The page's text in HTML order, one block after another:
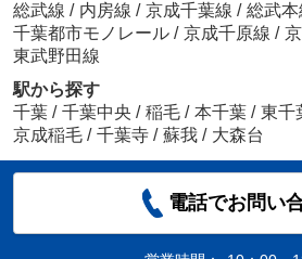
総武線 / 内房線 / 京成千葉線 / 総武本
千葉都市モノレール / 京成千原線 /
東武野田線
駅から探す
千葉 / 千葉中央 / 稲毛 / 本千葉 / 東千
京成稲毛 / 千葉寺 / 蘇我 / 大森台
電話でお問い